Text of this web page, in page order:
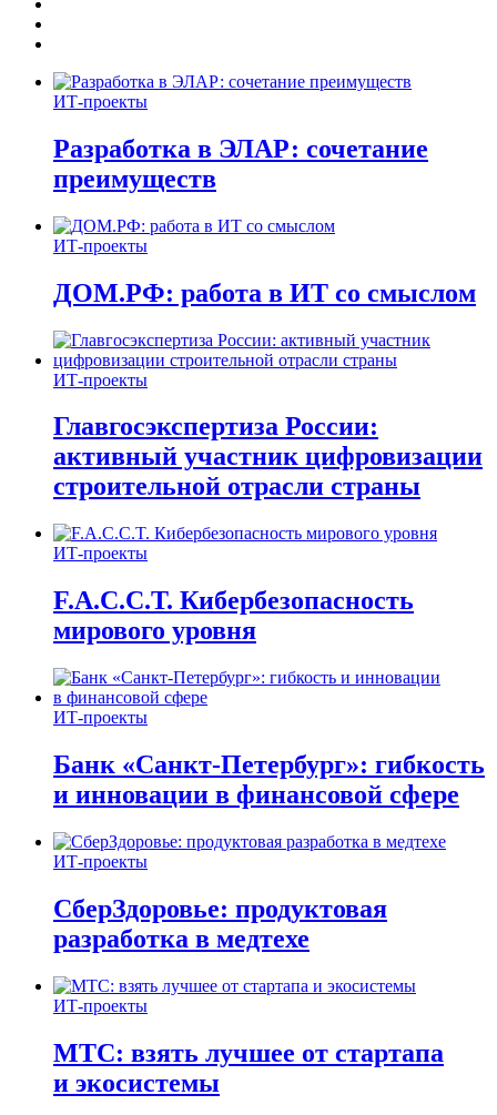
ИТ-проекты
Разработка в ЭЛАР: сочетание
преимуществ
ИТ-проекты
ДОМ.РФ: работа в ИТ со смыслом
ИТ-проекты
Главгосэкспертиза России:
активный участник цифровизации
строительной отрасли страны
ИТ-проекты
F.A.C.C.T. Кибербезопасность
мирового уровня
ИТ-проекты
Банк «Санкт-Петербург»: гибкость
и инновации в финансовой сфере
ИТ-проекты
СберЗдоровье: продуктовая
разработка в медтехе
ИТ-проекты
МТС: взять лучшее от стартапа
и экосистемы